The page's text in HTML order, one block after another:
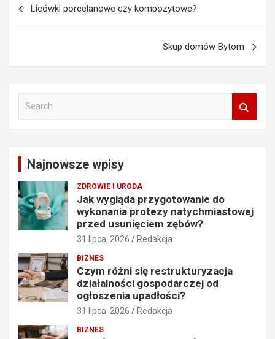
Licówki porcelanowe czy kompozytowe?
Skup domów Bytom
Najnowsze wpisy
ZDROWIE I URODA
Jak wygląda przygotowanie do
wykonania protezy natychmiastowej
przed usunięciem zębów?
31 lipca, 2026 Redakcja
BIZNES
Czym różni się restrukturyzacja
działalności gospodarczej od
ogłoszenia upadłości?
31 lipca, 2026 Redakcja
BIZNES